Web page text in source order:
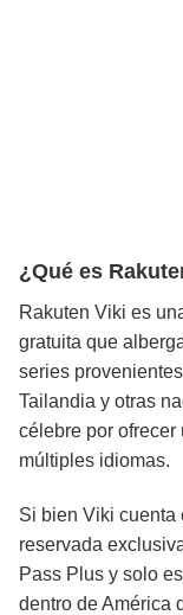
¿Qué es
Rakuten Viki es
gratuita que
series
Tailandia y otras
célebre por ofrecer
múltiples idiomas.
Si bien Viki cuenta
reservada
Pass Plus y solo
dentro de América